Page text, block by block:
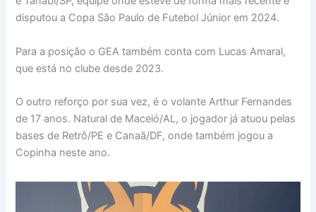
disputou a Copa São Paulo de Futebol Júnior em 2024.
Para a posição o GEA também conta com Lucas Amaral,
que está no clube desde 2023.
O outro reforço por sua vez, é o volante Arthur Fernandes
de 17 anos. Natural de Maceió/AL, o jogador já atuou pelas
bases de Retrô/PE e Canaã/DF, onde também jogou a
Copinha neste ano.